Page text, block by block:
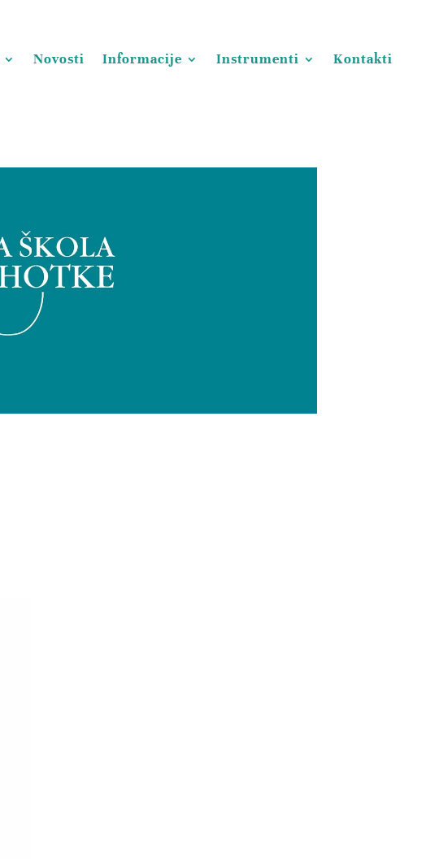
Novosti Informacije Instrumenti Kontakti